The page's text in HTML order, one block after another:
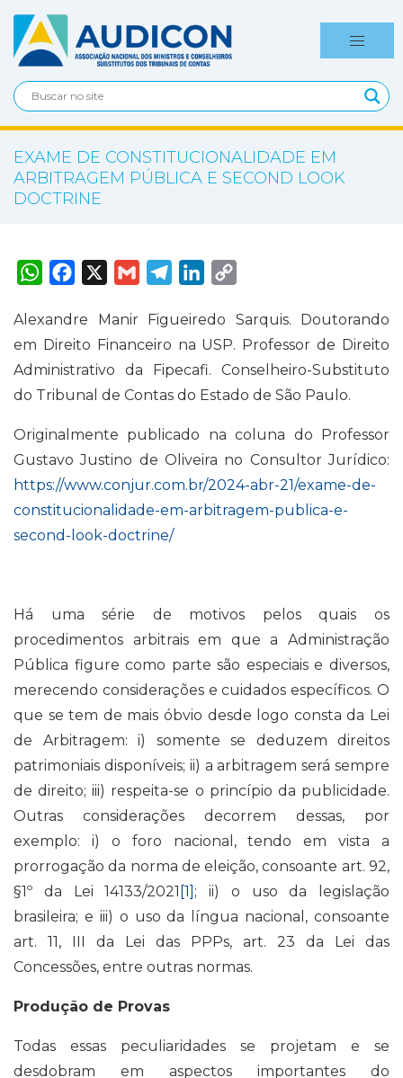
EXAME DE CONSTITUCIONALIDADE EM
ARBITRAGEM PÚBLICA E SECOND LOOK
DOCTRINE
W
h
s
A
p
p
F
a
b
o
o
k
X
G
m
T
e
g
a
m
L
e
d
I
n
y
L
n
k
Alexandre Manir Figueiredo Sarquis. Doutorando
em Direito Financeiro na USP. Professor de Direito
Administrativo da Fipecafi. Conselheiro-Substituto
do Tribunal de Contas do Estado de São Paulo.
Originalmente publicado na coluna do Professor
Gustavo Justino de Oliveira no Consultor Jurídico:
https://www.conjur.com.br/2024-abr-21/exame-de-
constitucionalidade-em-arbitragem-publica-e-
second-look-doctrine/
Há uma série de motivos pelos quais os
procedimentos arbitrais em que a Administração
Pública figure como parte são especiais e diversos,
merecendo considerações e cuidados específicos. O
que se tem de mais óbvio desde logo consta da Lei
de Arbitragem: i) somente se deduzem direitos
patrimoniais disponíveis; ii) a arbitragem será sempre
de direito; iii) respeita-se o princípio da publicidade.
Outras considerações decorrem dessas, por
exemplo: i) o foro nacional, tendo em vista a
prorrogação da norma de eleição, consoante art. 92,
§1º da Lei 14133/2021 [1] ; ii) o uso da legislação
brasileira; e iii) o uso da língua nacional, consoante
art. 11, III da Lei das PPPs, art. 23 da Lei das
Concessões, entre outras normas.
Produção de Provas
Todas essas peculiaridades se projetam e se
desdobram em aspectos importantes do